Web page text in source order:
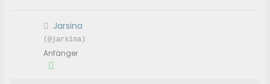
Jarsina
(@jarsina)
Anfänger